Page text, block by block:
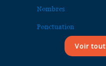
Nombres
Ponctuation
Voir tout